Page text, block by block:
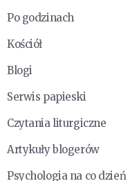
Po godzinach
Kościół
Blogi
Serwis papieski
Czytania liturgiczne
Artykuły blogerów
Psychologia na co dzień